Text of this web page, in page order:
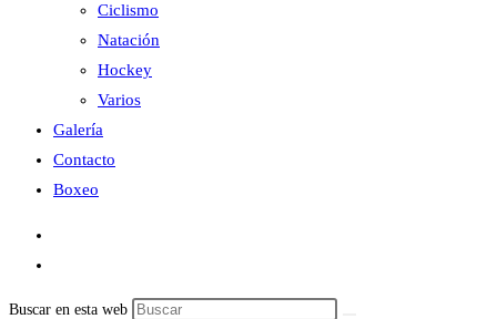
Ciclismo
Natación
Hockey
Varios
Galería
Contacto
Boxeo
Buscar en esta web